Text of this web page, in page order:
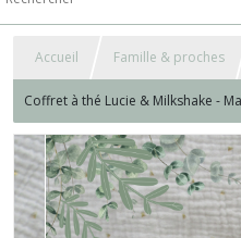
Accueil Famille & proches
Coffret à thé Lucie & Milkshake -